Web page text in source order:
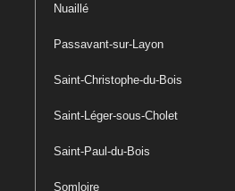
Nuaillé
Passavant-sur-Layon
Saint-Christophe-du-Bois
Saint-Léger-sous-Cholet
Saint-Paul-du-Bois
Somloire